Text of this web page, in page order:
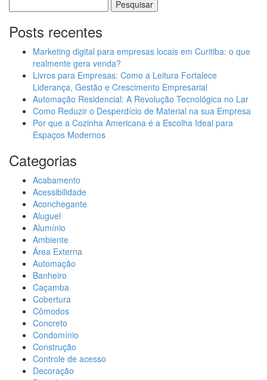
por:
Posts recentes
Marketing digital para empresas locais em Curitiba: o que
realmente gera venda?
Livros para Empresas: Como a Leitura Fortalece
Liderança, Gestão e Crescimento Empresarial
Automação Residencial: A Revolução Tecnológica no Lar
Como Reduzir o Desperdício de Material na sua Empresa
Por que a Cozinha Americana é a Escolha Ideal para
Espaços Modernos
Categorias
Acabamento
Acessibilidade
Aconchegante
Aluguel
Alumínio
Ambiente
Área Externa
Automação
Banheiro
Caçamba
Cobertura
Cômodos
Concreto
Condomínio
Construção
Controle de acesso
Decoração